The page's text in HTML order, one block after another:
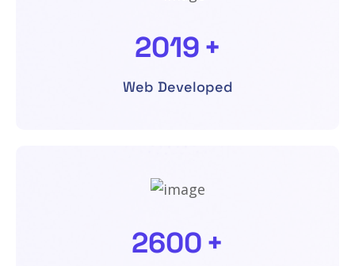
2019+
Web Developed
2600+